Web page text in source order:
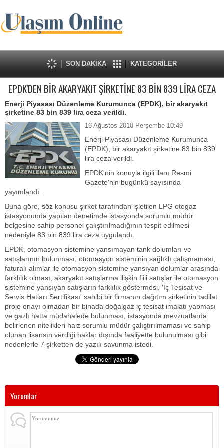
SON DAKİKA KATEGORİLER
EPDK'DEN BİR AKARYAKIT ŞİRKETİNE 83 BİN 839 LİRA CEZA
Enerji Piyasası Düzenleme Kurumunca (EPDK), bir akaryakıt
şirketine 83 bin 839 lira ceza verildi.
16 Ağustos 2018 Perşembe 10:49
Enerji Piyasası Düzenleme Kurumunca
(EPDK), bir akaryakıt şirketine 83 bin 839
lira ceza verildi.
EPDK'nin konuyla ilgili ilanı Resmi
Gazete'nin bugünkü sayısında
yayımlandı.
Buna göre, söz konusu şirket tarafından işletilen LPG otogaz
istasyonunda yapılan denetimde istasyonda sorumlu müdür
belgesine sahip personel çalıştırılmadığının tespit edilmesi
nedeniyle 83 bin 839 lira ceza uygulandı.
EPDK, otomasyon sistemine yansımayan tank dolumları ve
satışlarının bulunması, otomasyon sisteminin sağlıklı çalışmaması,
faturalı alımlar ile otomasyon sistemine yansıyan dolumlar arasında
farklılık olması, akaryakıt satışlarına ilişkin fiili satışlar ile otomasyon
sistemine yansıyan satışların farklılık göstermesi, 'İç Tesisat ve
Servis Hatları Sertifikası' sahibi bir firmanın dağıtım şirketinin tadilat
proje onayı olmadan bir binada doğalgaz iç tesisat imalatı yapması
ve gazlı hatta müdahalede bulunması, istasyonda mevzuatlarda
belirlenen nitelikleri haiz sorumlu müdür çalıştırılmaması ve sahip
olunan lisansın verdiği haklar dışında faaliyette bulunulması gibi
nedenlerle 7 şirketten de yazılı savunma istedi.
Yorumlar